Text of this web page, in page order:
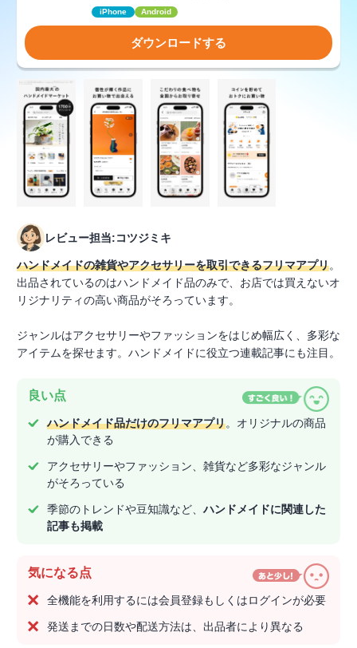
iPhone Android
ダウンロードする
レビュー担当:コツジミキ
ハンドメイドの雑貨やアクセサリーを取引できるフリマアプリ。
出品されているのはハンドメイド品のみで、お店では買えないオ
リジナリティの高い商品がそろっています。
ジャンルはアクセサリーやファッションをはじめ幅広く、多彩な
アイテムを探せます。ハンドメイドに役立つ連載記事にも注目。
良い点
ハンドメイド品だけのフリマアプリ。オリジナルの商品
が購入できる
アクセサリーやファッション、雑貨など多彩なジャンル
がそろっている
季節のトレンドや豆知識など、ハンドメイドに関連した
記事も掲載
気になる点
全機能を利用するには会員登録もしくはログインが必要
発送までの日数や配送方法は、出品者により異なる